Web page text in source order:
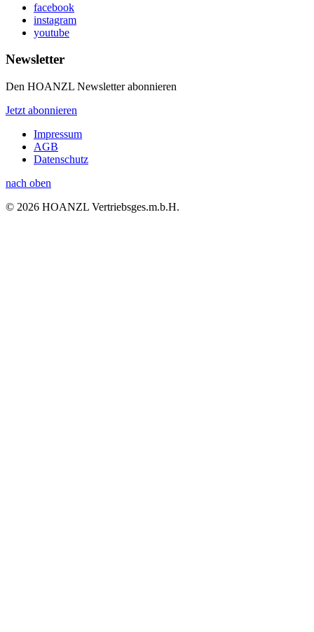
facebook
instagram
youtube
Newsletter
Den HOANZL Newsletter abonnieren
Jetzt abonnieren
Impressum
AGB
Datenschutz
nach oben
© 2026 HOANZL Vertriebsges.m.b.H.